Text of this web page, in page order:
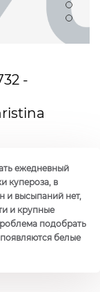
-
ежедневный
купероза, в
и высыпаний нет,
и крупные
подобрать
белые